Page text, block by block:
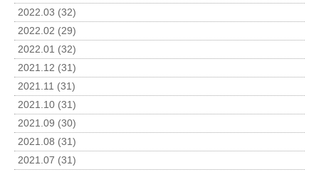
2022.03 (32)
2022.02 (29)
2022.01 (32)
2021.12 (31)
2021.11 (31)
2021.10 (31)
2021.09 (30)
2021.08 (31)
2021.07 (31)